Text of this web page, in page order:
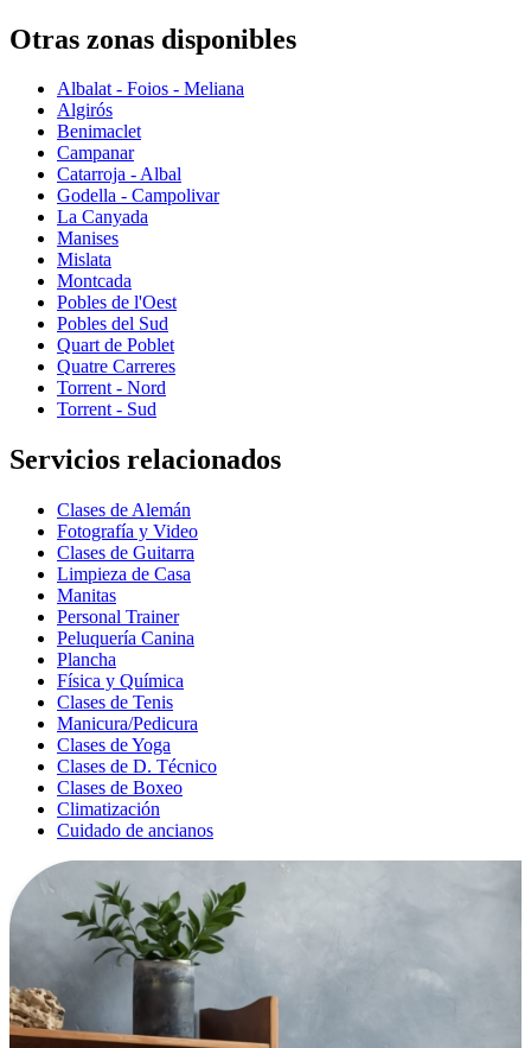
Otras zonas disponibles
Albalat - Foios - Meliana
Algirós
Benimaclet
Campanar
Catarroja - Albal
Godella - Campolivar
La Canyada
Manises
Mislata
Montcada
Pobles de l'Oest
Pobles del Sud
Quart de Poblet
Quatre Carreres
Torrent - Nord
Torrent - Sud
Servicios relacionados
Clases de Alemán
Fotografía y Video
Clases de Guitarra
Limpieza de Casa
Manitas
Personal Trainer
Peluquería Canina
Plancha
Física y Química
Clases de Tenis
Manicura/Pedicura
Clases de Yoga
Clases de D. Técnico
Clases de Boxeo
Climatización
Cuidado de ancianos